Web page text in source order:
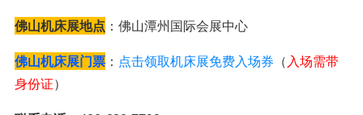
佛山机床展地点 ：佛山潭州国际会展中心
佛山机床展门票： 点击领取机床展免费入场券 （入场需带
身份证）